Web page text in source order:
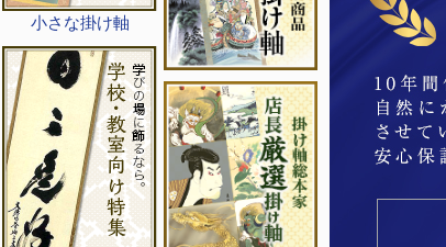
小さな掛け軸